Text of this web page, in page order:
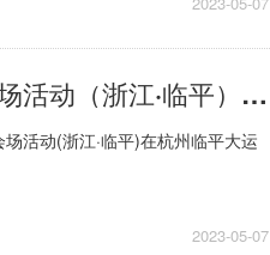
“行走大运河”全民健身健步走主会场活动（浙江·临平）举行|环球热文
活动(浙江·临平)在杭州临平大运
2023-05-07